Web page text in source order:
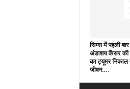
सिम्स में पहली
अंडाशय कैंसर की
का ट्यूमर निकाल
जीवन….